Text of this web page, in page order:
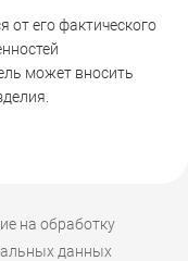
от его фактического
может вносить
на обработку
данных